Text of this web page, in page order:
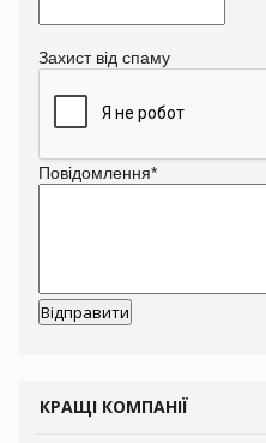
Захист від спаму
Повідомлення*
КРАЩІ КОМПАНІЇ